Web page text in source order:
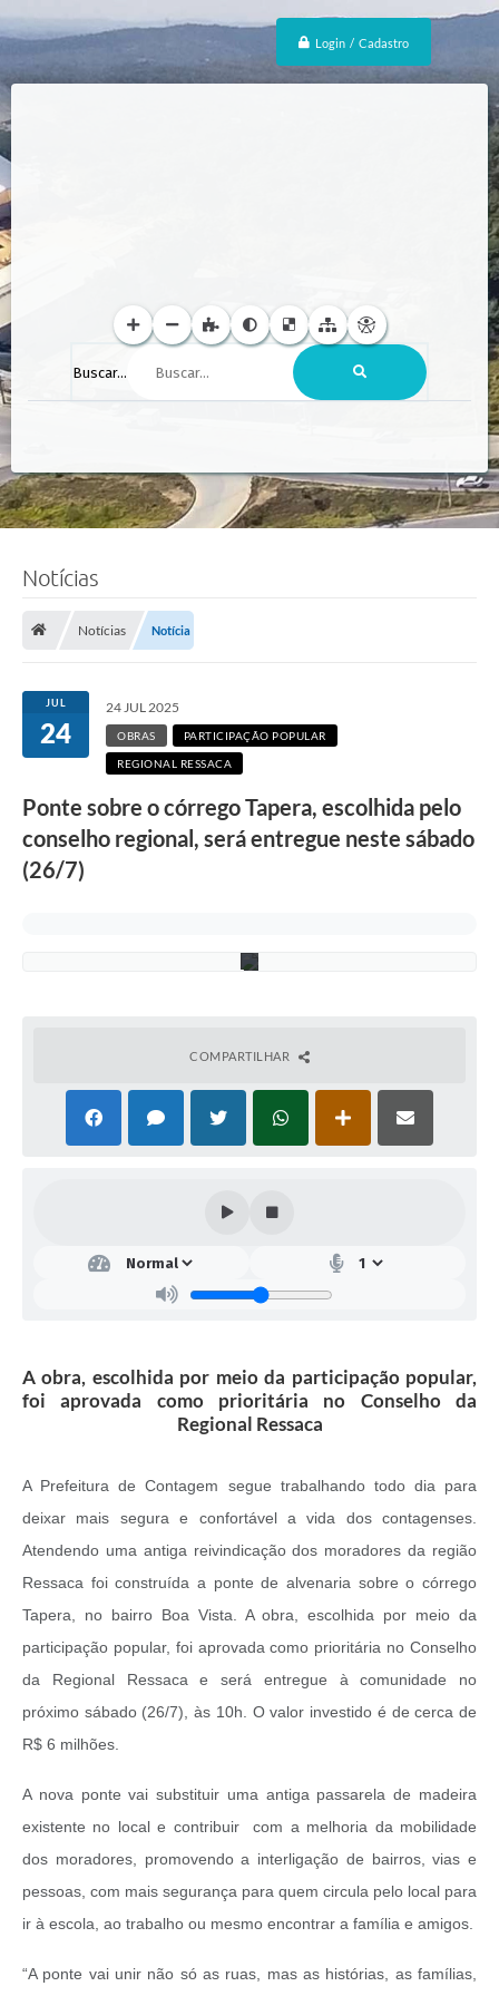
Login / Cadastro
Buscar...
Notícias
Notícias Notícia
JUL
24
24 JUL 2025
OBRAS PARTICIPAÇÃO POPULAR
REGIONAL RESSACA
Ponte sobre o córrego Tapera, escolhida pelo
conselho regional, será entregue neste sábado
(26/7)
l
c
R
a
m
COMPARTILHAR
A obra, escolhida por meio da participação popular,
foi aprovada como prioritária no Conselho da
Regional Ressaca
A Prefeitura de Contagem segue trabalhando todo dia para
deixar mais segura e confortável a vida dos contagenses.
Atendendo uma antiga reivindicação dos moradores da região
Ressaca foi construída a ponte de alvenaria sobre o córrego
Tapera, no bairro Boa Vista. A obra, escolhida por meio da
participação popular, foi aprovada como prioritária no Conselho
da Regional Ressaca e será entregue à comunidade no
próximo sábado (26/7), às 10h. O valor investido é de cerca de
R$ 6 milhões.
A nova ponte vai substituir uma antiga passarela de madeira
existente no local e contribuir com a melhoria da mobilidade
dos moradores, promovendo a interligação de bairros, vias e
pessoas, com mais segurança para quem circula pelo local para
ir à escola, ao trabalho ou mesmo encontrar a família e amigos.
“A ponte vai unir não só as ruas, mas as histórias, as famílias,